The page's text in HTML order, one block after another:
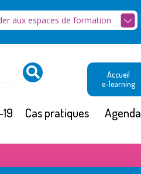
aux espaces de formation
Accueil
e-learning
Cas pratiques Agenda